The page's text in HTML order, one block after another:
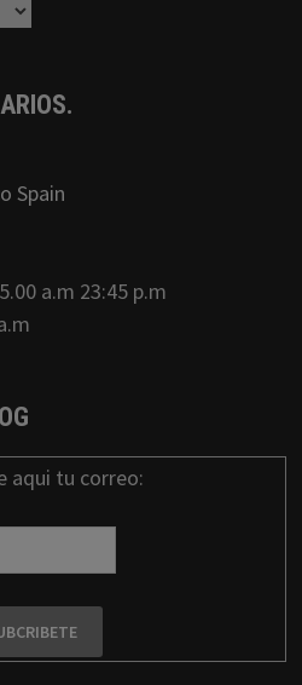
Spain
a.m 23:45 p.m
aqui tu correo: